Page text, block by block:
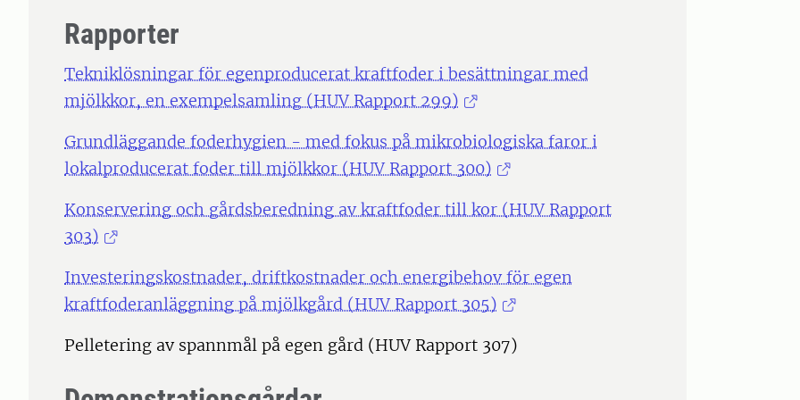
Rapporter
Tekniklösningar för egenproducerat kraftfoder i besättningar med
mjölkkor, en exempelsamling (HUV Rapport 299)
Grundläggande foderhygien - med fokus på mikrobiologiska faror i
lokalproducerat foder till mjölkkor (HUV Rapport 300)
Konservering och gårdsberedning av kraftfoder till kor (HUV Rapport
303)
Investeringskostnader, driftkostnader och energibehov för egen
kraftfoderanläggning på mjölkgård (HUV Rapport 305)
Pelletering av spannmål på egen gård (HUV Rapport 307)